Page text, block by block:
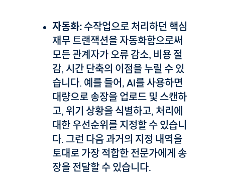
자동화:수작업으로 처리하던 핵심
재무 트랜잭션을 자동화함으로써
모든 관계자가 오류 감소, 비용 절
감, 시간 단축의 이점을 누릴 수 있
습니다. 예를 들어, AI를 사용하면
대량으로 송장을 업로드 및 스캔하
고, 위기 상황을 식별하고, 처리에
대한 우선순위를 지정할 수 있습니
다. 그런 다음 과거의 지정 내역을
토대로 가장 적합한 전문가에게 송
장을 전달할 수 있습니다.